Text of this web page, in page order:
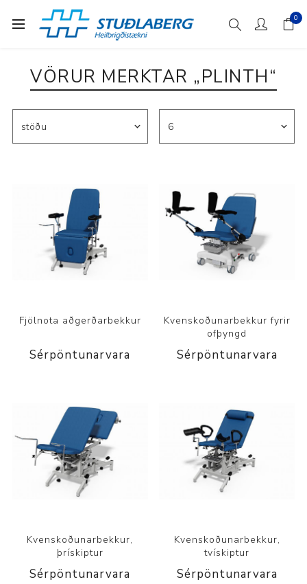
0
VÖRUR MERKTAR „PLINTH“
Fjölnota aðgerðarbekkur
Sérpöntunarvara
Kvenskoðunarbekkur fyrir
ofþyngd
Sérpöntunarvara
Kvenskoðunarbekkur,
þrískiptur
Sérpöntunarvara
Kvenskoðunarbekkur,
tvískiptur
Sérpöntunarvara